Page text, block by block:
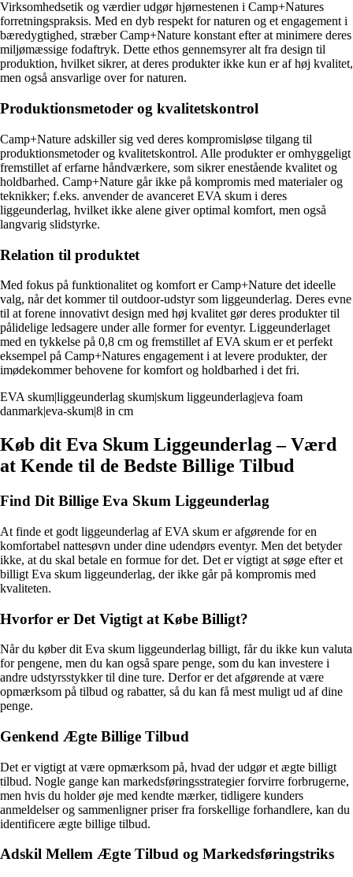
Virksomhedsetik og værdier udgør hjørnestenen i Camp+Natures
forretningspraksis. Med en dyb respekt for naturen og et engagement i
bæredygtighed, stræber Camp+Nature konstant efter at minimere deres
miljømæssige fodaftryk. Dette ethos gennemsyrer alt fra design til
produktion, hvilket sikrer, at deres produkter ikke kun er af høj kvalitet,
men også ansvarlige over for naturen.
Produktionsmetoder og kvalitetskontrol
Camp+Nature adskiller sig ved deres kompromisløse tilgang til
produktionsmetoder og kvalitetskontrol. Alle produkter er omhyggeligt
fremstillet af erfarne håndværkere, som sikrer enestående kvalitet og
holdbarhed. Camp+Nature går ikke på kompromis med materialer og
teknikker; f.eks. anvender de avanceret EVA skum i deres
liggeunderlag, hvilket ikke alene giver optimal komfort, men også
langvarig slidstyrke.
Relation til produktet
Med fokus på funktionalitet og komfort er Camp+Nature det ideelle
valg, når det kommer til outdoor-udstyr som liggeunderlag. Deres evne
til at forene innovativt design med høj kvalitet gør deres produkter til
pålidelige ledsagere under alle former for eventyr. Liggeunderlaget
med en tykkelse på 0,8 cm og fremstillet af EVA skum er et perfekt
eksempel på Camp+Natures engagement i at levere produkter, der
imødekommer behovene for komfort og holdbarhed i det fri.
EVA skum|liggeunderlag skum|skum liggeunderlag|eva foam
danmark|eva-skum|8 in cm
Køb dit Eva Skum Liggeunderlag – Værd
at Kende til de Bedste Billige Tilbud
Find Dit Billige Eva Skum Liggeunderlag
At finde et godt liggeunderlag af EVA skum er afgørende for en
komfortabel nattesøvn under dine udendørs eventyr. Men det betyder
ikke, at du skal betale en formue for det. Det er vigtigt at søge efter et
billigt Eva skum liggeunderlag, der ikke går på kompromis med
kvaliteten.
Hvorfor er Det Vigtigt at Købe Billigt?
Når du køber dit Eva skum liggeunderlag billigt, får du ikke kun valuta
for pengene, men du kan også spare penge, som du kan investere i
andre udstyrsstykker til dine ture. Derfor er det afgørende at være
opmærksom på tilbud og rabatter, så du kan få mest muligt ud af dine
penge.
Genkend Ægte Billige Tilbud
Det er vigtigt at være opmærksom på, hvad der udgør et ægte billigt
tilbud. Nogle gange kan markedsføringsstrategier forvirre forbrugerne,
men hvis du holder øje med kendte mærker, tidligere kunders
anmeldelser og sammenligner priser fra forskellige forhandlere, kan du
identificere ægte billige tilbud.
Adskil Mellem Ægte Tilbud og Markedsføringstriks